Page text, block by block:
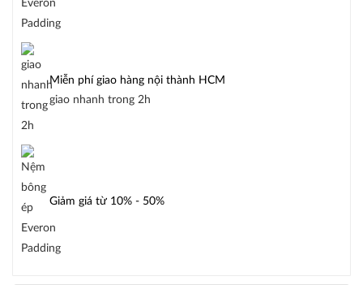
Miễn phí giao hàng nội thành HCM
giao nhanh trong 2h
Giảm giá từ 10% - 50%